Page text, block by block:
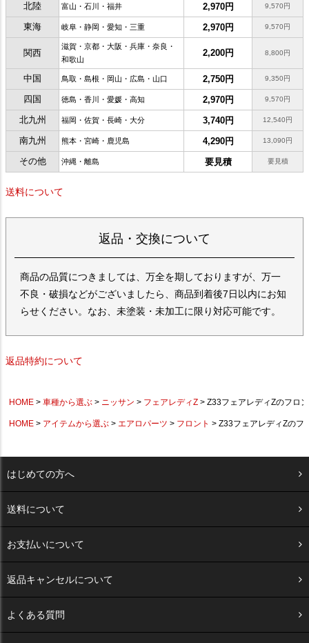
北陸 富山・石川・福井 2,970円 9,570円
東海 岐阜・静岡・愛知・三重 2,970円 9,570円
関西
滋賀・京都・大阪・兵庫・奈良・
和歌山
2,200円 8,800円
中国 鳥取・島根・岡山・広島・山口 2,750円 9,350円
四国 徳島・香川・愛媛・高知 2,970円 9,570円
北九州 福岡・佐賀・長崎・大分 3,740円 12,540円
南九州 熊本・宮崎・鹿児島 4,290円 13,090円
その他 沖縄・離島 要見積 要見積
送料について
返品・交換について
商品の品質につきましては、万全を期しておりますが、万一
不良・破損などがございましたら、商品到着後7日以内にお知
らせください。なお、未塗装・未加工に限り対応可能です。
返品特約について
HOME 車種から選ぶ ニッサン フェアレディZ Z33フェアレディZのフロ
HOME アイテムから選ぶ エアロパーツ フロント Z33フェアレディZのフ
はじめての方へ
送料について
お支払いについて
返品キャンセルについて
よくある質問